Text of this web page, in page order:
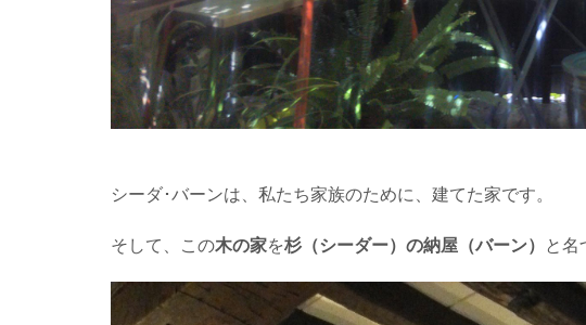
シーダ･バーンは、私たち家族のために、建てた家です。
そして、この木の家を杉（シーダー）の納屋（バーン） と名